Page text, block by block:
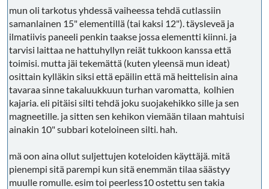
mun oli tarkotus yhdessä vaiheessa tehdä cutlassiin
samanlainen 15" elementillä (tai kaksi 12"). täysleveä ja
ilmatiivis paneeli penkin taakse jossa elementti kiinni. ja
tarvisi laittaa ne hattuhyllyn reiät tukkoon kanssa että
toimisi. mutta jäi tekemättä (kuten yleensä mun ideat)
osittain kylläkin siksi että epäilin että mä heittelisin aina
tavaraa sinne takaluukkuun turhan varomatta, kolhien
kajaria. eli pitäisi silti tehdä joku suojakehikko sille ja sen
magneetille. ja sitten sen kehikon viemään tilaan mahtuisi
ainakin 10" subbari koteloineen silti. hah.
mä oon aina ollut suljettujen koteloiden käyttäjä. mitä
pienempi sitä parempi kun sitä enemmän tilaa säästyy
muulle romulle. esim toi peerless10 ostettu sen takia